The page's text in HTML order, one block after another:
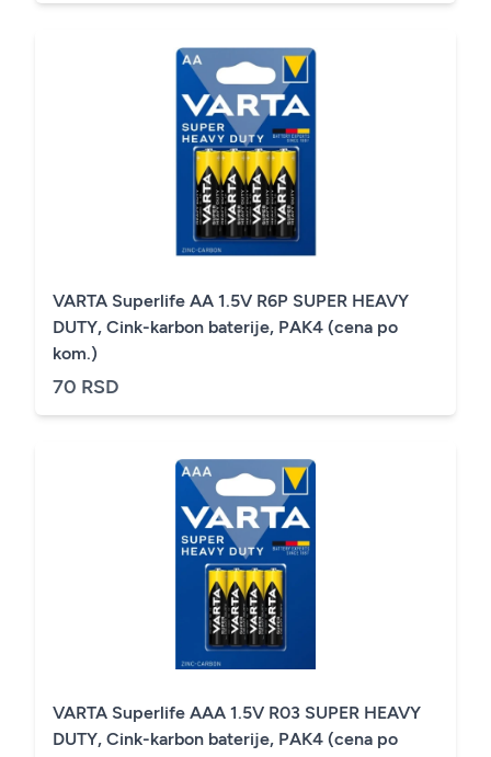
VARTA Superlife AA 1.5V R6P SUPER HEAVY
DUTY, Cink-karbon baterije, PAK4 (cena po
kom.)
70 RSD
VARTA Superlife AAA 1.5V R03 SUPER HEAVY
DUTY, Cink-karbon baterije, PAK4 (cena po